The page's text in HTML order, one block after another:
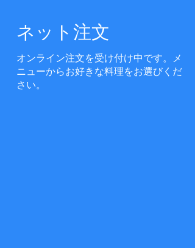
ネット注文
オンライン注文を受け付け中です。メ
ニューからお好きな料理をお選びくだ
さい。